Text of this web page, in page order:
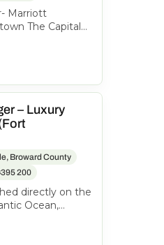
Marriott
The Capital
States o...
– Luxury
Broward County
200
directly on the
Ocean,